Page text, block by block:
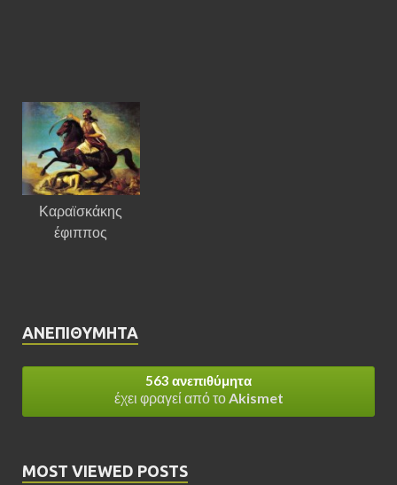
Καραϊσκάκης
έφιππος
ΑΝΕΠΙΘΎΜΗΤΑ
563 ανεπιθύμητα
έχει φραγεί από τοAkismet
MOST VIEWED POSTS